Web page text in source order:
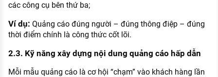
các công cụ bên thứ ba;
Ví dụ: Quảng cáo đúng người – đúng thông điệp – đúng
thời điểm chính là công thức cốt lõi.
2.3. Kỹ năng xây dựng nội dung quảng cáo hấp dẫn
Mỗi mẫu quảng cáo là cơ hội “chạm” vào khách hàng lần